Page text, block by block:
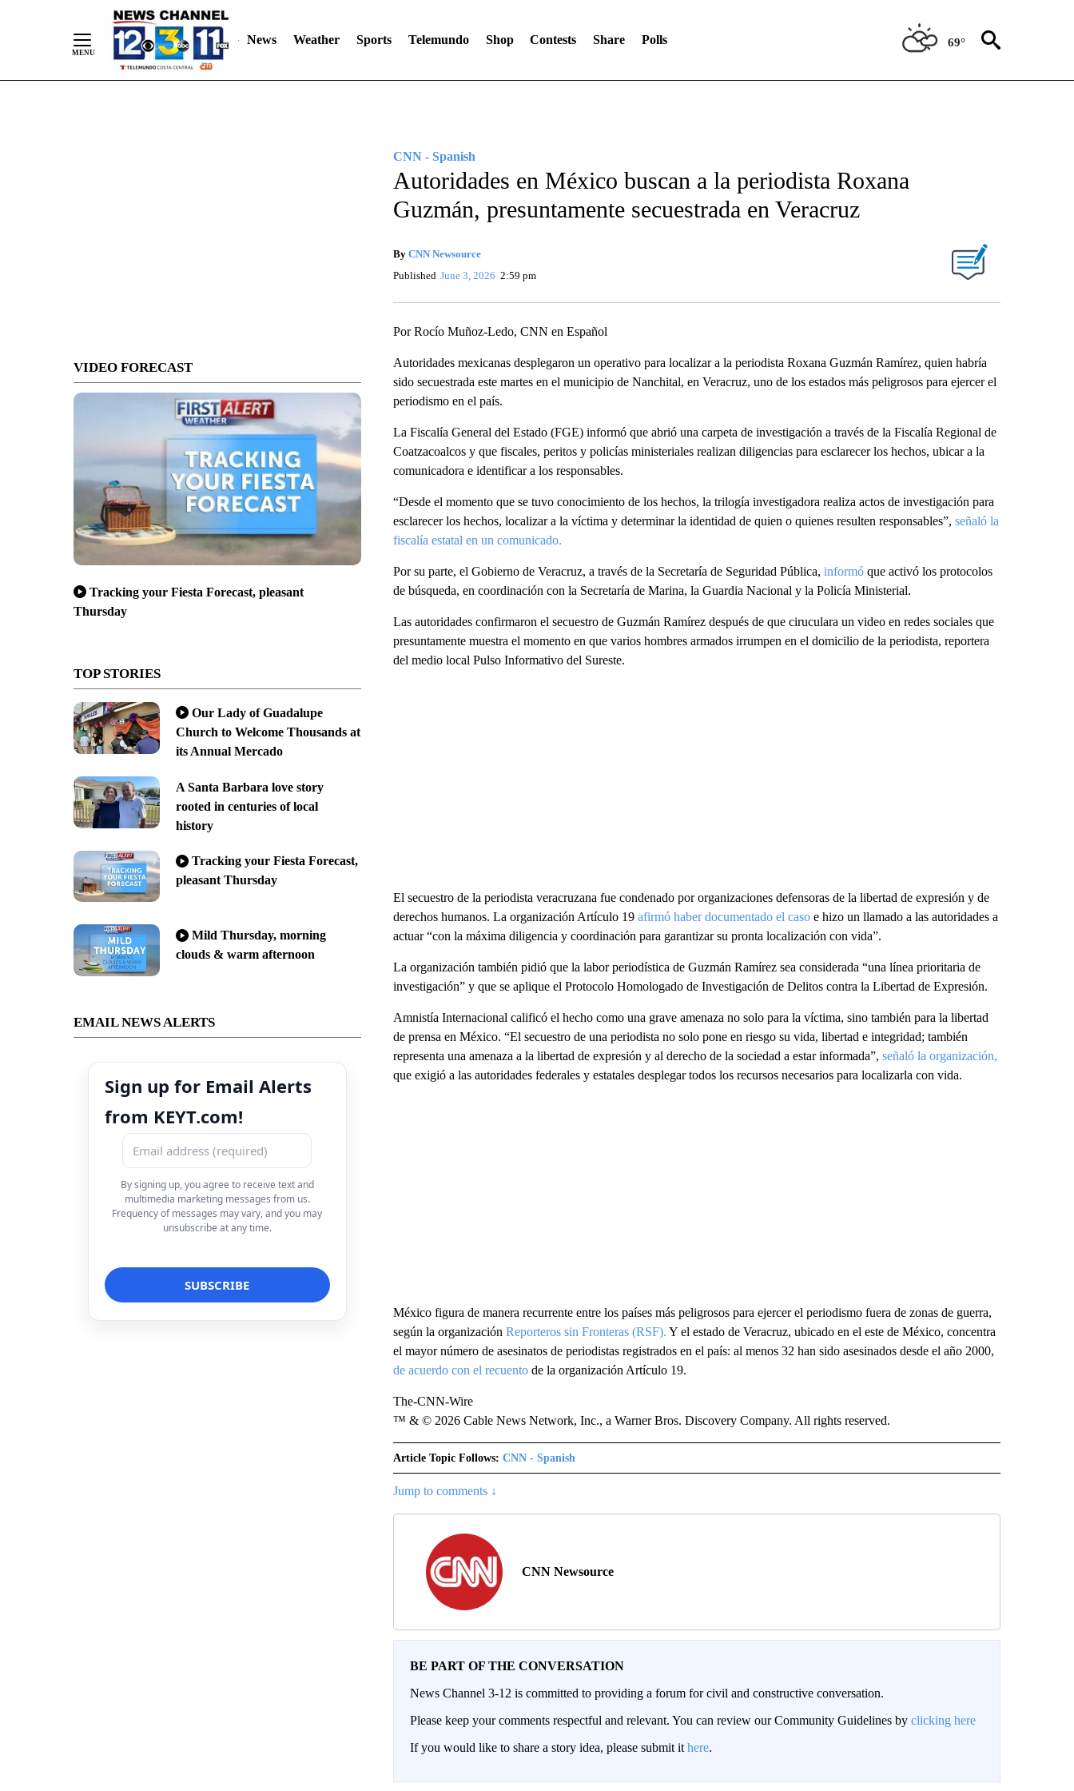
News Weather Sports Telemundo Shop Contests Share Polls 69°
VIDEO FORECAST
Tracking your Fiesta Forecast, pleasant
Thursday
TOP STORIES
Our Lady of Guadalupe
Church to Welcome Thousands at
its Annual Mercado
A Santa Barbara love story
rooted in centuries of local
history
Tracking your Fiesta Forecast,
pleasant Thursday
Mild Thursday, morning
clouds & warm afternoon
EMAIL NEWS ALERTS
Sign up for Email Alerts
from KEYT.com!
By signing up, you agree to receive text and
multimedia marketing messages from us.
Frequency of messages may vary, and you may
unsubscribe at any time.
CNN - Spanish
Autoridades en México buscan a la periodista Roxana
Guzmán, presuntamente secuestrada en Veracruz
By CNN Newsource
Published June 3, 2026 2:59 pm
Por Rocío Muñoz-Ledo, CNN en Español
Autoridades mexicanas desplegaron un operativo para localizar a la periodista Roxana Guzmán Ramírez, quien habría
sido secuestrada este martes en el municipio de Nanchital, en Veracruz, uno de los estados más peligrosos para ejercer el
periodismo en el país.
La Fiscalía General del Estado (FGE) informó que abrió una carpeta de investigación a través de la Fiscalía Regional de
Coatzacoalcos y que fiscales, peritos y policías ministeriales realizan diligencias para esclarecer los hechos, ubicar a la
comunicadora e identificar a los responsables.
“Desde el momento que se tuvo conocimiento de los hechos, la trilogía investigadora realiza actos de investigación para
esclarecer los hechos, localizar a la víctima y determinar la identidad de quien o quienes resulten responsables”, señaló la
fiscalía estatal en un comunicado.
Por su parte, el Gobierno de Veracruz, a través de la Secretaría de Seguridad Pública, informó que activó los protocolos
de búsqueda, en coordinación con la Secretaría de Marina, la Guardia Nacional y la Policía Ministerial.
Las autoridades confirmaron el secuestro de Guzmán Ramírez después de que ciruculara un video en redes sociales que
presuntamente muestra el momento en que varios hombres armados irrumpen en el domicilio de la periodista, reportera
del medio local Pulso Informativo del Sureste.
El secuestro de la periodista veracruzana fue condenado por organizaciones defensoras de la libertad de expresión y de
derechos humanos. La organización Artículo 19 afirmó haber documentado el casoe hizo un llamado a las autoridades a
actuar “con la máxima diligencia y coordinación para garantizar su pronta localización con vida”.
La organización también pidió que la labor periodística de Guzmán Ramírez sea considerada “una línea prioritaria de
investigación” y que se aplique el Protocolo Homologado de Investigación de Delitos contra la Libertad de Expresión.
Amnistía Internacional calificó el hecho como una grave amenaza no solo para la víctima, sino también para la libertad
de prensa en México. “El secuestro de una periodista no solo pone en riesgo su vida, libertad e integridad; también
representa una amenaza a la libertad de expresión y al derecho de la sociedad a estar informada”, señaló la organización,
que exigió a las autoridades federales y estatales desplegar todos los recursos necesarios para localizarla con vida.
México figura de manera recurrente entre los países más peligrosos para ejercer el periodismo fuera de zonas de guerra,
según la organización Reporteros sin Fronteras (RSF). Y el estado de Veracruz, ubicado en el este de México, concentra
el mayor número de asesinatos de periodistas registrados en el país: al menos 32 han sido asesinados desde el año 2000,
de acuerdo con el recuentode la organización Artículo 19.
The-CNN-Wire
™ & © 2026 Cable News Network, Inc., a Warner Bros. Discovery Company. All rights reserved.
Article Topic Follows: CNN - Spanish
Jump to comments ↓
CNN Newsource
BE PART OF THE CONVERSATION
News Channel 3-12 is committed to providing a forum for civil and constructive conversation.
Please keep your comments respectful and relevant. You can review our Community Guidelines by clicking here
If you would like to share a story idea, please submit it here.